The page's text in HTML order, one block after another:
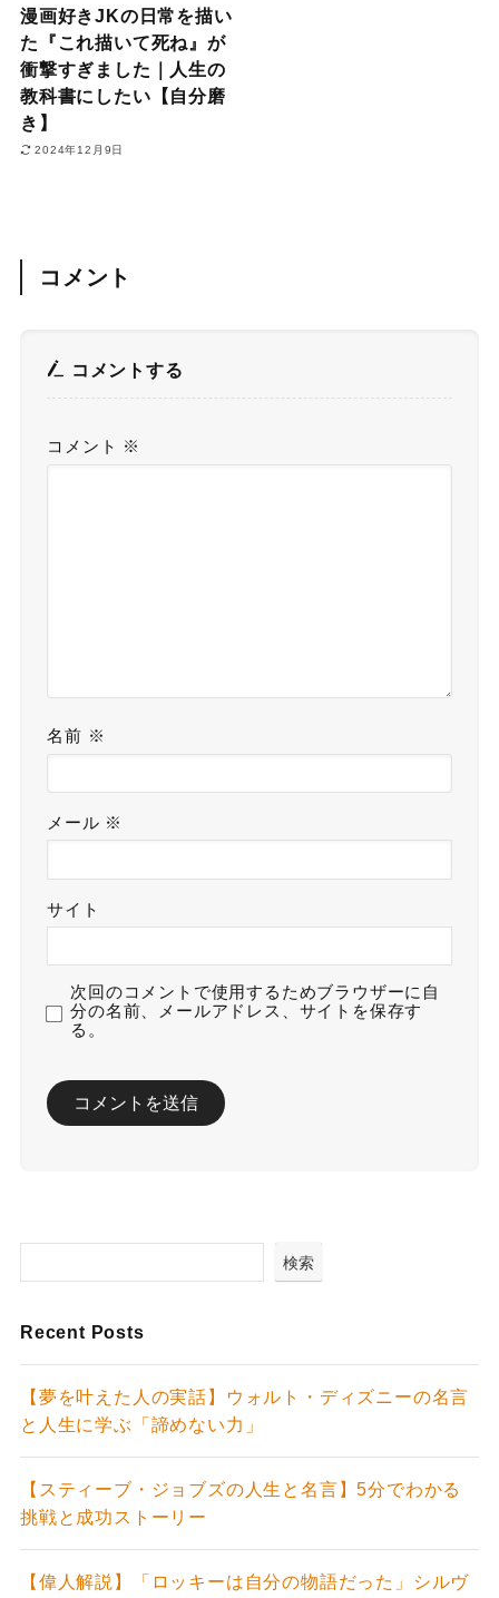
漫画好きJKの日常を描い
た『これ描いて死ね』が
衝撃すぎました｜人生の
教科書にしたい【自分磨
き】
2024年12月9日
コメント
コメントする
コメント ※
名前 ※
メール ※
サイト
次回のコメントで使用するためブラウザーに自
分の名前、メールアドレス、サイトを保存す
る。
検索
Recent Posts
【夢を叶えた人の実話】ウォルト・ディズニーの名言
と人生に学ぶ「諦めない力」
【スティーブ・ジョブズの人生と名言】5分でわかる
挑戦と成功ストーリー
【偉人解説】「ロッキーは自分の物語だった」シルヴ